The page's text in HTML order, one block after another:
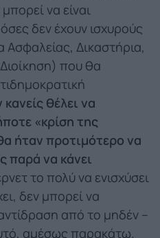
να είναι
δεν έχουν ισχυρούς
Δικαστήρια,
που θα
κανείς θέλει να
«κρίση της
ήταν προτιμότερο να
παρά να κάνει
το πολύ να ενισχύσει
δεν μπορεί να
από το μηδέν –
αμέσως παρακάτω.